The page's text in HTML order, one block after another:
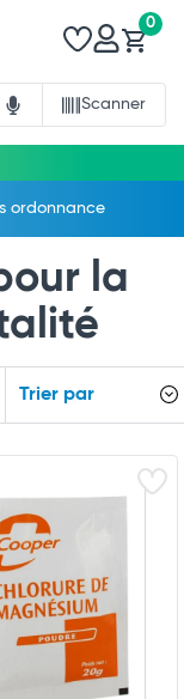
Scanner
0
ordonnance
la
Trier par